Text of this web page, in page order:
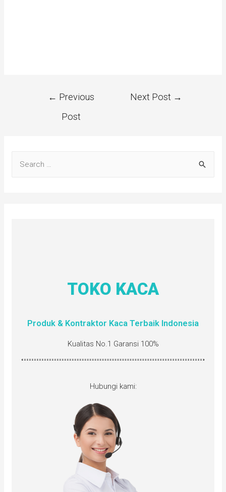
← Previous
Post
Next Post →
TOKO KACA
Produk & Kontraktor Kaca Terbaik Indonesia
Kualitas No.1 Garansi 100%
Hubungi kami: